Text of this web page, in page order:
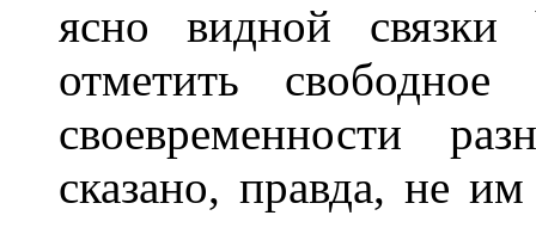
ясно видной
отметить
своевременности
сказано, правда, не